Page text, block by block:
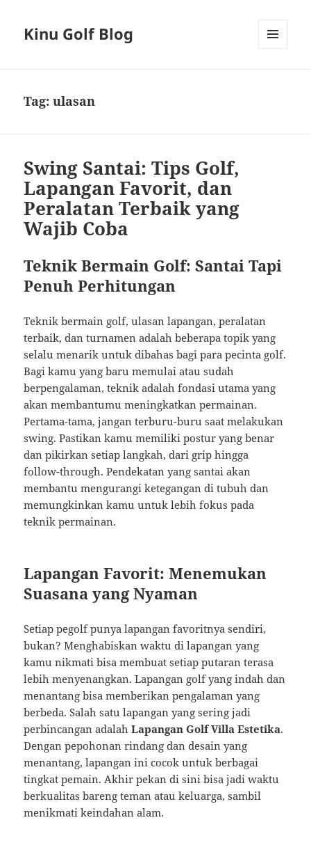
Kinu Golf Blog
Tag:ulasan
Swing Santai: Tips Golf,
Lapangan Favorit, dan
Peralatan Terbaik yang
Wajib Coba
Teknik Bermain Golf: Santai Tapi
Penuh Perhitungan
Teknik bermain golf, ulasan lapangan, peralatan
terbaik, dan turnamen adalah beberapa topik yang
selalu menarik untuk dibahas bagi para pecinta golf.
Bagi kamu yang baru memulai atau sudah
berpengalaman, teknik adalah fondasi utama yang
akan membantumu meningkatkan permainan.
Pertama-tama, jangan terburu-buru saat melakukan
swing. Pastikan kamu memiliki postur yang benar
dan pikirkan setiap langkah, dari grip hingga
follow-through. Pendekatan yang santai akan
membantu mengurangi ketegangan di tubuh dan
memungkinkan kamu untuk lebih fokus pada
teknik permainan.
Lapangan Favorit: Menemukan
Suasana yang Nyaman
Setiap pegolf punya lapangan favoritnya sendiri,
bukan? Menghabiskan waktu di lapangan yang
kamu nikmati bisa membuat setiap putaran terasa
lebih menyenangkan. Lapangan golf yang indah dan
menantang bisa memberikan pengalaman yang
berbeda. Salah satu lapangan yang sering jadi
perbincangan adalahLapangan Golf Villa Estetika.
Dengan pepohonan rindang dan desain yang
menantang, lapangan ini cocok untuk berbagai
tingkat pemain. Akhir pekan di sini bisa jadi waktu
berkualitas bareng teman atau keluarga, sambil
menikmati keindahan alam.